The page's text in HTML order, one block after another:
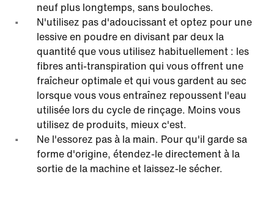
neuf plus longtemps, sans bouloches.
N'utilisez pas d'adoucissant et optez pour une
lessive en poudre en divisant par deux la
quantité que vous utilisez habituellement : les
fibres anti-transpiration qui vous offrent une
fraîcheur optimale et qui vous gardent au sec
lorsque vous vous entraînez repoussent l'eau
utilisée lors du cycle de rinçage. Moins vous
utilisez de produits, mieux c'est.
Ne l'essorez pas à la main. Pour qu'il garde sa
forme d'origine, étendez-le directement à la
sortie de la machine et laissez-le sécher.